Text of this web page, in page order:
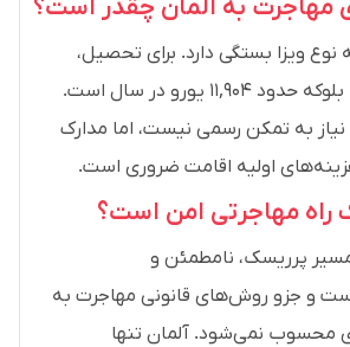
نوع ویزا بستگی دارد. برای تحصیل،
معمولاً مبلغ حساب بلوکه حدود ۱۱,۹۰۴ یورو در سال است.
نیاز به تمکن رسمی نیست، اما مدارک
اولیه اقامت ضروری است.
راه مهاجرتی امن است؟
پرریسک، نامطمئن و
و جزو روش‌های قانونی مهاجرت به
محسوب نمی‌شود. آلمان تنها